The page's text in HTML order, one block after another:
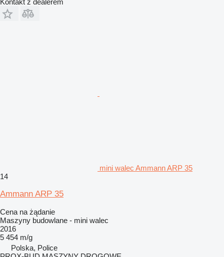
mini walec Ammann ARP 35
14
Ammann ARP 35
Cena na żądanie
Maszyny budowlane - mini walec
2016
5 454 m/g
Polska, Police